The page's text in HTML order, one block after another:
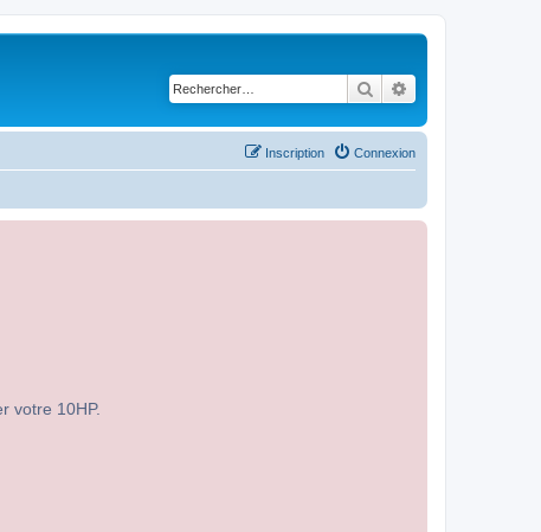
Rechercher
Connexion
Inscription
votre 10HP.